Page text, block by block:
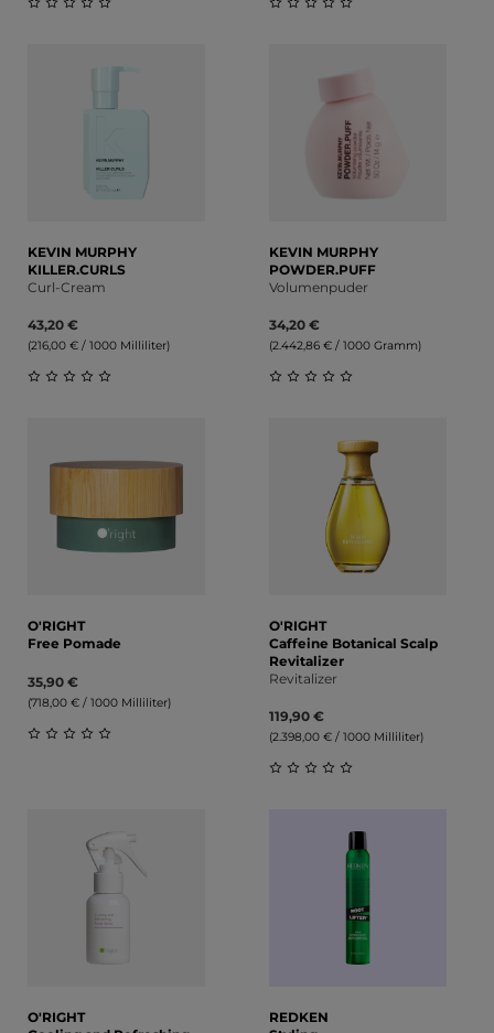
KEVIN MURPHY
KILLER.CURLS
Curl-Cream
43,20 €
(216,00 € / 1000 Milliliter)
KEVIN MURPHY
POWDER.PUFF
Volumenpuder
34,20 €
(2.442,86 € / 1000 Gramm)
O'RIGHT
Free Pomade
35,90 €
(718,00 € / 1000 Milliliter)
Durchschnittliche Bewertung von 0 von 5 Sternen
O'RIGHT
Caffeine Botanical Scalp
Revitalizer
Revitalizer
119,90 €
(2.398,00 € / 1000 Milliliter)
O'RIGHT
REDKEN